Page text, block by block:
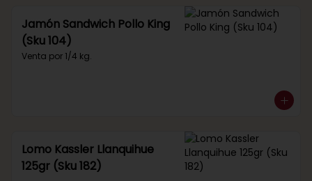
Jamón Sandwich Pollo King
(Sku 104)
Venta por 1/4 kg.
Lomo Kassler Llanquihue
125gr (Sku 182)